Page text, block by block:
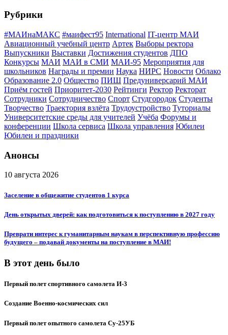
Рубрики
#МАИнаМАКС #маифест95 International IT-центр МАИ
Авиационный учебный центр Артек Выборы ректора
Выпускники Выставки Достижения студентов ДПО
Конкурсы МАИ МАИ в СМИ МАИ-95 Мероприятия для
школьников Награды и премии Наука НИРС Новости Облако
Образование 2.0 Общество ПИШ Предуниверсарий МАИ
Приём гостей Приоритет-2030 Рейтинги Ректор Ректорат
Сотрудники Сотрудничество Спорт Студгородок Студенты
Творчество Траектория взлёта Трудоустройство Туториалы
Университетские среды для учителей Учёба Форумы и
конференции Школа сервиса Школа управления Юбилеи
Юбилеи и праздники
Анонсы
10 августа 2026
Заселение в общежитие студентов 1 курса
День открытых дверей: как подготовиться к поступлению в 2027 году
Преврати интерес к гуманитарным наукам в перспективную профессию
будущего – подавай документы на поступление в МАИ!
В этот день было
Первый полет спортивного самолета И-3
Создание Военно-космических сил
Первый полет опытного самолета Су-25УБ